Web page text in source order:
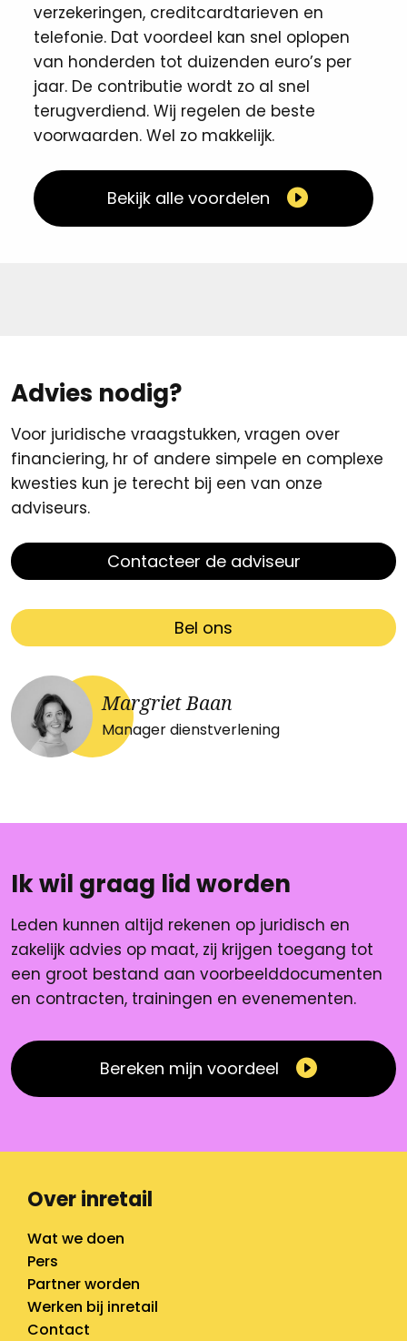
verzekeringen, creditcardtarieven en
telefonie. Dat voordeel kan snel oplopen
van honderden tot duizenden euro’s per
jaar. De contributie wordt zo al snel
terugverdiend. Wij regelen de beste
voorwaarden. Wel zo makkelijk. ​
Bekijk alle voordelen
Advies nodig?
Voor juridische vraagstukken, vragen over
financiering, hr of andere simpele en complexe
kwesties kun je terecht bij een van onze
adviseurs.
Contacteer de adviseur
Bel ons
Margriet Baan
Manager dienstverlening
Ik wil graag lid worden
Leden kunnen altijd rekenen op juridisch en
zakelijk advies op maat, zij krijgen toegang tot
een groot bestand aan voorbeelddocumenten
en contracten, trainingen en evenementen.
Bereken mijn voordeel
Over inretail
Wat we doen
Pers
Partner worden
Werken bij inretail
Contact